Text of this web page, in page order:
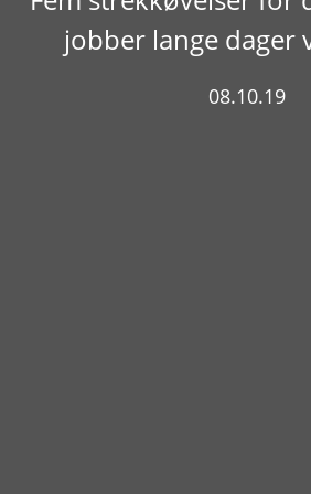
jobber lange dager
08.10.19